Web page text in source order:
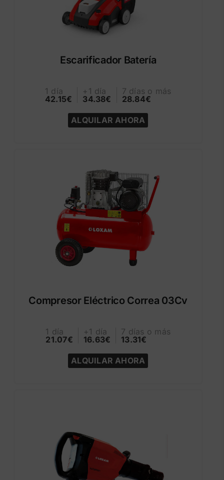
Escarificador Batería
1 día
42.15€
+1 día
34.38€
7 días o más
28.84€
ALQUILAR AHORA
Compresor Eléctrico Correa 03Cv
1 día
21.07€
+1 día
16.63€
7 días o más
13.31€
ALQUILAR AHORA